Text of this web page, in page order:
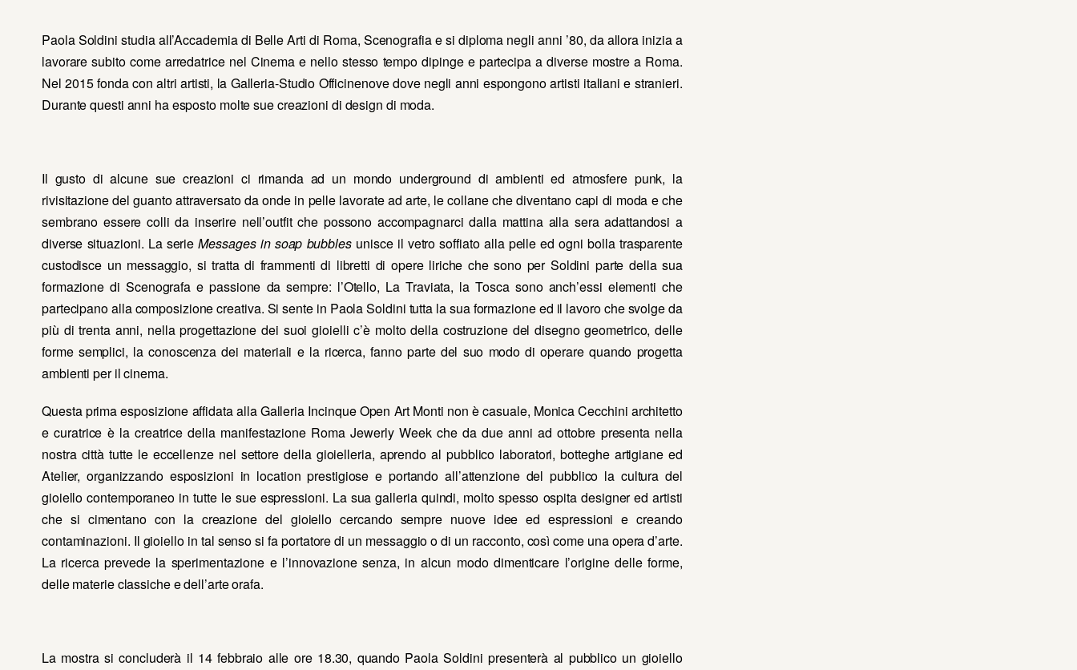
Paola Soldini studia all’Accademia di Belle Arti di Roma, Scenografia e si diploma negli anni ’80, da allora inizia a
lavorare subito come arredatrice nel Cinema e nello stesso tempo dipinge e partecipa a diverse mostre a Roma.
Nel 2015 fonda con altri artisti, la Galleria-Studio Officinenove dove negli anni espongono artisti italiani e stranieri.
Durante questi anni ha esposto molte sue creazioni di design di moda.
Il gusto di alcune sue creazioni ci rimanda ad un mondo underground di ambienti ed atmosfere punk, la
rivisitazione del guanto attraversato da onde in pelle lavorate ad arte, le collane che diventano capi di moda e che
sembrano essere colli da inserire nell’outfit che possono accompagnarci dalla mattina alla sera adattandosi a
diverse situazioni. La serieMessages in soap bubblesunisce il vetro soffiato alla pelle ed ogni bolla trasparente
custodisce un messaggio, si tratta di frammenti di libretti di opere liriche che sono per Soldini parte della sua
formazione di Scenografa e passione da sempre: l’Otello, La Traviata, la Tosca sono anch’essi elementi che
partecipano alla composizione creativa. Si sente in Paola Soldini tutta la sua formazione ed il lavoro che svolge da
più di trenta anni, nella progettazione dei suoi gioielli c’è molto della costruzione del disegno geometrico, delle
forme semplici, la conoscenza dei materiali e la ricerca, fanno parte del suo modo di operare quando progetta
ambienti per il cinema.
Questa prima esposizione affidata alla Galleria Incinque Open Art Monti non è casuale, Monica Cecchini architetto
e curatrice è la creatrice della manifestazione Roma Jewerly Week che da due anni ad ottobre presenta nella
nostra città tutte le eccellenze nel settore della gioielleria, aprendo al pubblico laboratori, botteghe artigiane ed
Atelier, organizzando esposizioni in location prestigiose e portando all’attenzione del pubblico la cultura del
gioiello contemporaneo in tutte le sue espressioni. La sua galleria quindi, molto spesso ospita designer ed artisti
che si cimentano con la creazione del gioiello cercando sempre nuove idee ed espressioni e creando
contaminazioni. Il gioiello in tal senso si fa portatore di un messaggio o di un racconto, così come una opera d’arte.
La ricerca prevede la sperimentazione e l’innovazione senza, in alcun modo dimenticare l’origine delle forme,
delle materie classiche e dell’arte orafa.
La mostra si concluderà il 14 febbraio alle ore 18.30, quando Paola Soldini presenterà al pubblico un gioiello